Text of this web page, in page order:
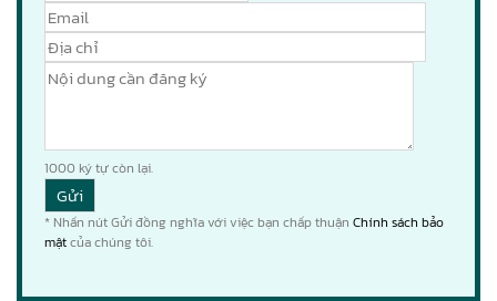
1000 ký tự còn lại.
* Nhấn nút Gửi đồng nghĩa với việc bạn chấp thuận Chính sách bảo
mậtcủa chúng tôi.